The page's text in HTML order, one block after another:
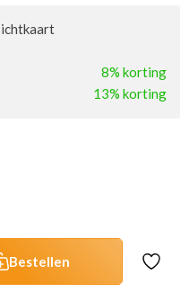
8% korting
13% korting
Bestellen